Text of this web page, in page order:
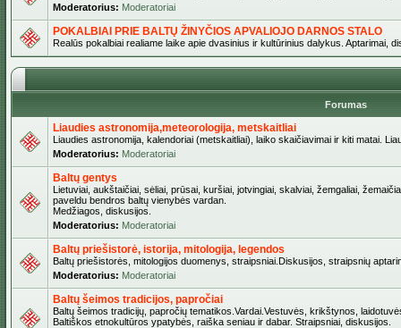
Moderatorius: Moderatoriai
POKALBIAI PRIE BALTŲ ŽINYČIOS APVALIOJO DARNOS STALO
Realūs pokalbiai realiame laike apie dvasinius ir kultūrinius dalykus. Aptarimai,
Forumas
Liaudies astronomija,meteorologija, metskaitliai
Liaudies astronomija, kalendoriai (metskaitliai), laiko skaičiavimai ir kiti matai.
Moderatorius: Moderatoriai
Baltų gentys
Lietuviai, aukštaičiai, sėliai, prūsai, kuršiai, jotvingiai, skalviai, žemgaliai,
paveldu bendros baltų vienybės vardan.
Medžiagos, diskusijos.
Moderatorius: Moderatoriai
Baltų priešistorė, istorija, mitologija, legendos
Baltų priešistorės, mitologijos duomenys, straipsniai.Diskusijos, straipsnių
Moderatorius: Moderatoriai
Baltų šeimos tradicijos, papročiai
Baltų šeimos tradicijų, papročių tematikos.Vardai.Vestuvės, krikštynos,
Baltiškos etnokultūros ypatybės, raiška seniau ir dabar. Straipsniai, diskusijos.